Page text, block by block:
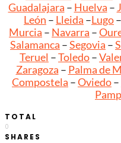
Guadalajara – Huelva –
León – Lleida –Lugo–
Murcia – Navarra –
Salamanca –Segovia –
Teruel –Toledo–
Zaragoza – Palma de
Compostela –Oviedo–
TOTAL
0
SHARES